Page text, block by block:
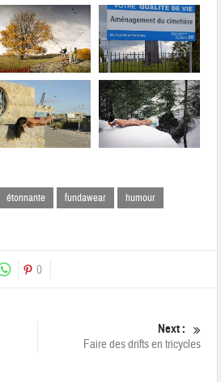
étonnante fundawear
humour
0
Next :
Faire des drifts en tricycles